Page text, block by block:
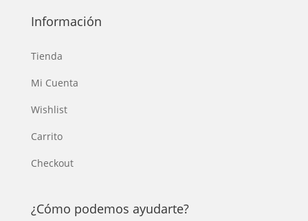
Información
Tienda
Mi Cuenta
Wishlist
Carrito
Checkout
¿Cómo podemos ayudarte?